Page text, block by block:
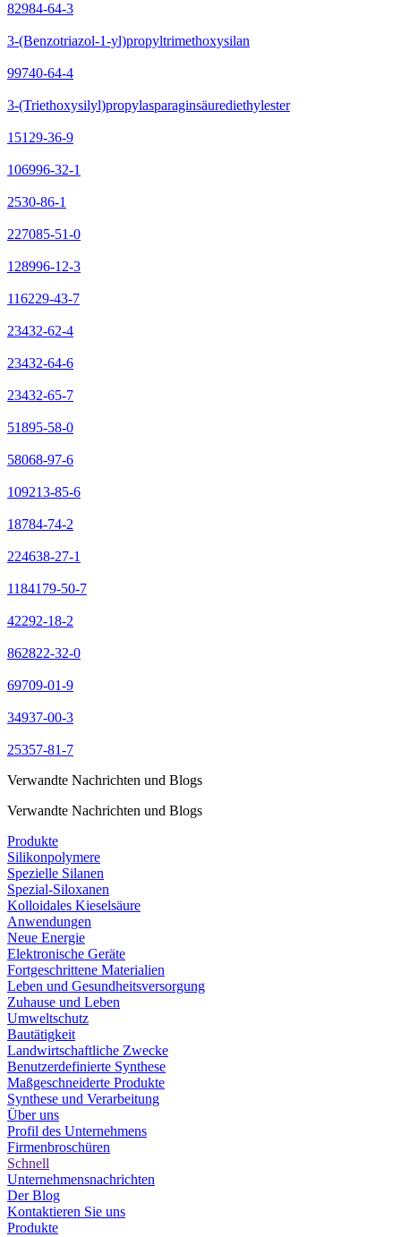
82984-64-3
3-(Benzotriazol-1-yl)propyltrimethoxysilan
99740-64-4
3-(Triethoxysilyl)propylasparaginsäurediethylester
15129-36-9
106996-32-1
2530-86-1
227085-51-0
128996-12-3
116229-43-7
23432-62-4
23432-64-6
23432-65-7
51895-58-0
58068-97-6
109213-85-6
18784-74-2
224638-27-1
1184179-50-7
42292-18-2
862822-32-0
69709-01-9
34937-00-3
25357-81-7
Verwandte Nachrichten und Blogs
Verwandte Nachrichten und Blogs
Produkte
Silikonpolymere
Spezielle Silanen
Spezial-Siloxanen
Kolloidales Kieselsäure
Anwendungen
Neue Energie
Elektronische Geräte
Fortgeschrittene Materialien
Leben und Gesundheitsversorgung
Zuhause und Leben
Umweltschutz
Bautätigkeit
Landwirtschaftliche Zwecke
Benutzerdefinierte Synthese
Maßgeschneiderte Produkte
Synthese und Verarbeitung
Über uns
Profil des Unternehmens
Firmenbroschüren
Schnell
Unternehmensnachrichten
Der Blog
Kontaktieren Sie uns
Produkte